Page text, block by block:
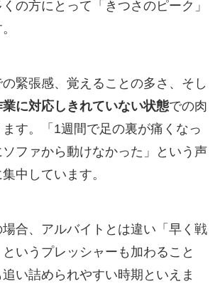
の方にとって「きつさのピーク」
緊張感、覚えることの多さ、そし
に対応しきれていない状態での肉
す。「1週間で足の裏が痛くなっ
ファから動けなかった」という声
中しています。
合、アルバイトとは違い「早く戦
いうプレッシャーも加わること
い詰められやすい時期といえま